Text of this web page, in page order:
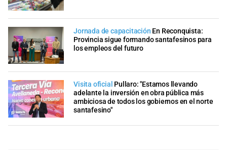
Jornada de capacitación En Reconquista:
Provincia sigue formando santafesinos para
los empleos del futuro
Visita oficial Pullaro: "Estamos llevando
adelante la inversión en obra pública más
ambiciosa de todos los gobiernos en el norte
santafesino"